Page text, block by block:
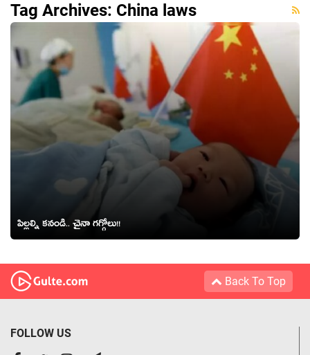
Tag Archives: China laws
పిల్ల‌ల్ని క‌నండి.. చైనా గ‌గ్గోలు!!
Back To Top
FOLLOW US